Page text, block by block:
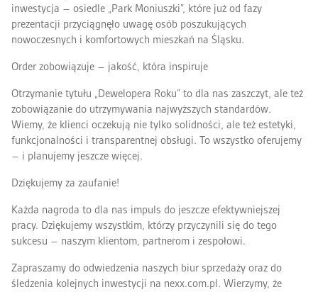
inwestycja – osiedle „Park Moniuszki”, które już od fazy
prezentacji przyciągnęło uwagę osób poszukujących
nowoczesnych i komfortowych mieszkań na Śląsku.
Order zobowiązuje – jakość, która inspiruje
Otrzymanie tytułu „Dewelopera Roku” to dla nas zaszczyt, ale też
zobowiązanie do utrzymywania najwyższych standardów.
Wiemy, że klienci oczekują nie tylko solidności, ale też estetyki,
funkcjonalności i transparentnej obsługi. To wszystko oferujemy
– i planujemy jeszcze więcej.
Dziękujemy za zaufanie!
Każda nagroda to dla nas impuls do jeszcze efektywniejszej
pracy. Dziękujemy wszystkim, którzy przyczynili się do tego
sukcesu – naszym klientom, partnerom i zespołowi.
Zapraszamy do odwiedzenia naszych biur sprzedaży oraz do
śledzenia kolejnych inwestycji na nexx.com.pl. Wierzymy, że